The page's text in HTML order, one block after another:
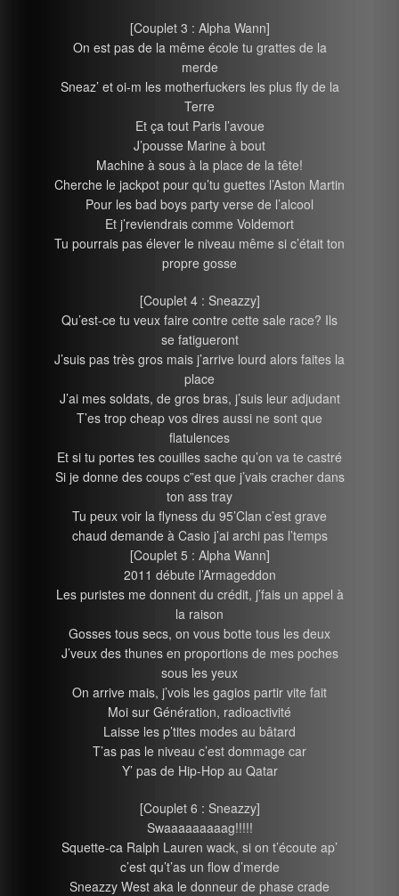
[Couplet 3 : Alpha Wann]
On est pas de la même école tu grattes de la
merde
Sneaz’ et oi-m les motherfuckers les plus fly de la
Terre
Et ça tout Paris l’avoue
J’pousse Marine à bout
Machine à sous à la place de la tête!
Cherche le jackpot pour qu’tu guettes l’Aston Martin
Pour les bad boys party verse de l’alcool
Et j’reviendrais comme Voldemort
Tu pourrais pas élever le niveau même si c’était ton
propre gosse
[Couplet 4 : Sneazzy]
Qu’est-ce tu veux faire contre cette sale race? Ils
se fatigueront
J’suis pas très gros mais j’arrive lourd alors faites la
place
J’ai mes soldats, de gros bras, j’suis leur adjudant
T’es trop cheap vos dires aussi ne sont que
flatulences
Et si tu portes tes couilles sache qu’on va te castré
Si je donne des coups c”est que j’vais cracher dans
ton ass tray
Tu peux voir la flyness du 95’Clan c’est grave
chaud demande à Casio j’ai archi pas l’temps
[Couplet 5 : Alpha Wann]
2011 débute l’Armageddon
Les puristes me donnent du crédit, j’fais un appel à
la raison
Gosses tous secs, on vous botte tous les deux
J’veux des thunes en proportions de mes poches
sous les yeux
On arrive mais, j’vois les gagios partir vite fait
Moi sur Génération, radioactivité
Laisse les p’tites modes au bâtard
T’as pas le niveau c’est dommage car
Y’ pas de Hip-Hop au Qatar
[Couplet 6 : Sneazzy]
Swaaaaaaaaag!!!!!
Squette-ca Ralph Lauren wack, si on t’écoute ap’
c’est qu’t’as un flow d’merde
Sneazzy West aka le donneur de phase crade